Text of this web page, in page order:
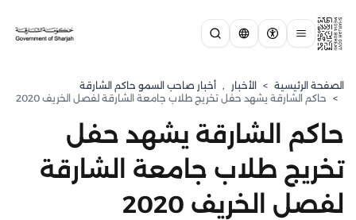
الصفحة الرئيسية > الأخبار , أخبار صاحب السمو حاكم الشارقة
> حاكم الشارقة يشهد حفل تخريج طلاب جامعة الشارقة لفصل الخريف 2020
حاكم الشارقة يشهد حفل
تخريج طلاب جامعة الشارقة
لفصل الخريف 2020